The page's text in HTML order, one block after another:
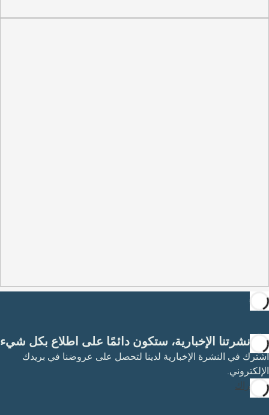
مع نشرتنا الإخبارية، ستكون دائمًا على اطلاع بكل شيء
اشترك في النشرة الإخبارية لدينا لتحصل على عروضنا في بريدك
الإلكتروني.
الاشتراك